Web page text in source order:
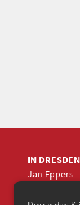
IN DRESDEN
Jan Eppers